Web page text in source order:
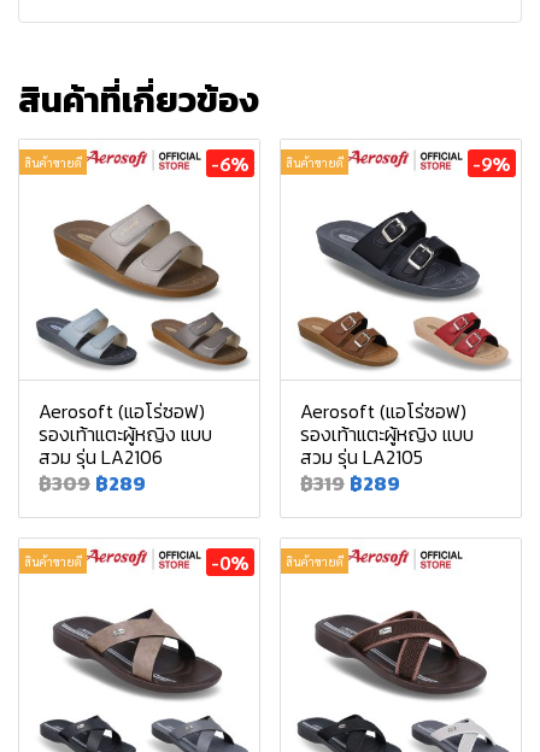
สินค้าที่เกี่ยวข้อง
สินค้าขายดี -6%
Aerosoft (แอโร่ซอฟ)
รองเท้าแตะผู้หญิง แบบ
สวม รุ่น LA2106
฿309 ฿289
สินค้าขายดี -9%
Aerosoft (แอโร่ซอฟ)
รองเท้าแตะผู้หญิง แบบ
สวม รุ่น LA2105
฿319 ฿289
สินค้าขายดี -0% สินค้าขายดี